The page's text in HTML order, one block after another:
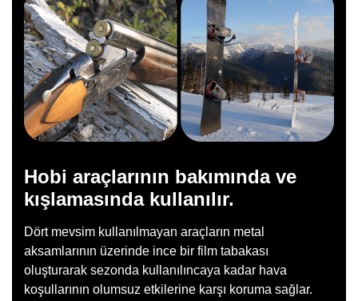
Hobi araçlarının bakımında ve
kışlamasında kullanılır.
Dört mevsim kullanılmayan araçların metal
aksamlarının üzerinde ince bir film tabakası
oluşturarak sezonda kullanılıncaya kadar hava
koşullarının olumsuz etkilerine karşı koruma sağlar.